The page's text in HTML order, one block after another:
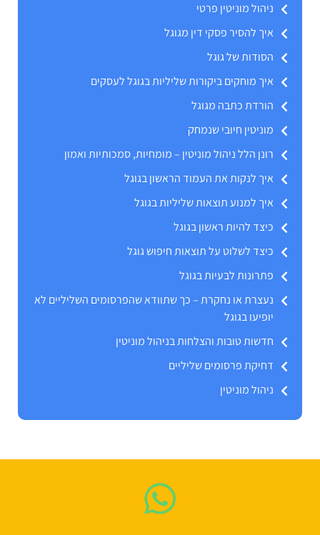
ניהול מוניטין פרטי
איך להסיר פסקי דין מגוגל
הסודות של גוגל
איך מוחקים ביקורות שליליות בגוגל לעסקים
הורדת כתבה מגוגל
מוניטין חיובי שנמחק
רונן הלל ניהול מוניטין – מומחיות, סמכותיות ואמון
איך לנקות את העמוד הראשון בגוגל
איך למנוע תוצאות שליליות בגוגל
כיצד להיות ראשון בגוגל
כיצד לשלוט על תוצאות חיפוש גוגל
פתרונות לבעיות בגוגל
נעצרת או נחקרת – כך שתוודא שהפרסומים השליליים לא
יופיעו בגוגל
חדשות טובות והצלחות בניהול מוניטין
דחיקת פרסומים שליליים
ניהול מוניטין